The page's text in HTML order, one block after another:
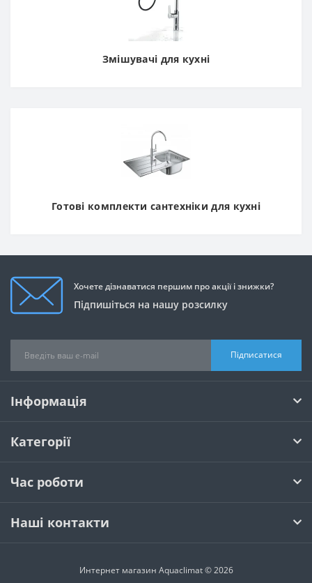
Змішувачі для кухні
Готові комплекти сантехніки для кухні
Хочете дізнаватися першим про акції і знижки?
Підпишіться на нашу розсилку
Підписатися
Інформація
Категорії
Час роботи
Наші контакти
Интернет магазин Aquaclimat © 2026